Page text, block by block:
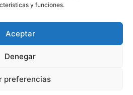
y funciones.
Aceptar
Denegar
preferencias
91 577 32 03
Tena C/Padilla, 6 – 28006 Madrid